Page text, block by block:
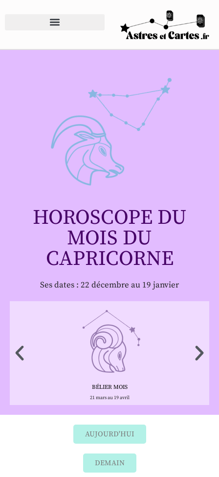
HOROSCOPE DU
MOIS DU
CAPRICORNE
Ses dates : 22 décembre au 19 janvier
BÉLIER MOIS
21 mars au 19 avril
AUJOURD'HUI
DEMAIN